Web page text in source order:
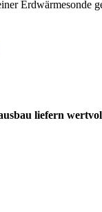
Erdwärmesonde
liefern